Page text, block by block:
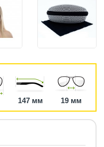
147 мм 19 мм